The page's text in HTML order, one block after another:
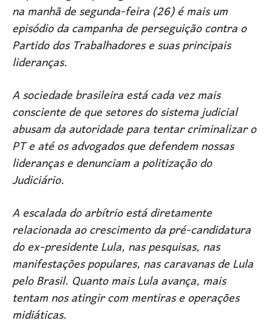
na manhã de segunda-feira (26) é mais um
episódio da campanha de perseguição contra o
Partido dos Trabalhadores e suas principais
lideranças.
A sociedade brasileira está cada vez mais
consciente de que setores do sistema judicial
abusam da autoridade para tentar criminalizar o
PT e até os advogados que defendem nossas
lideranças e denunciam a politização do
Judiciário.
A escalada do arbítrio está diretamente
relacionada ao crescimento da pré-candidatura
do ex-presidente Lula, nas pesquisas, nas
manifestações populares, nas caravanas de Lula
pelo Brasil. Quanto mais Lula avança, mais
tentam nos atingir com mentiras e operações
midiáticas.